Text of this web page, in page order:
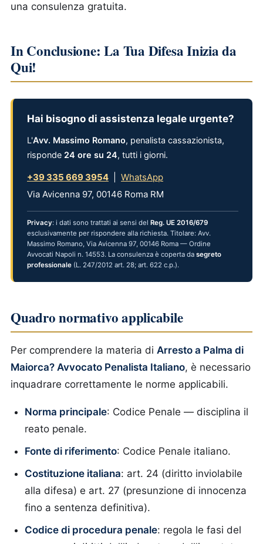
una consulenza gratuita.
In Conclusione: La Tua Difesa Inizia da
Qui!
Hai bisogno di assistenza legale urgente?
L'Avv. Massimo Romano, penalista cassazionista,
risponde 24 ore su 24, tutti i giorni.
+39 335 669 3954
WhatsApp
Via Avicenna 97, 00146 Roma RM
Privacy: i dati sono trattati ai sensi del Reg. UE 2016/679
esclusivamente per rispondere alla richiesta. Titolare: Avv.
Massimo Romano, Via Avicenna 97, 00146 Roma — Ordine
Avvocati Napoli n. 14553. La consulenza è coperta da segreto
professionale (L. 247/2012 art. 28; art. 622 c.p.).
Quadro normativo applicabile
Per comprendere la materia di Arresto a Palma di
Maiorca? Avvocato Penalista Italiano, è necessario
inquadrare correttamente le norme applicabili.
Norma principale: Codice Penale — disciplina il
reato penale.
Fonte di riferimento: Codice Penale italiano.
Costituzione italiana: art. 24 (diritto inviolabile
alla difesa) e art. 27 (presunzione di innocenza
fino a sentenza definitiva).
Codice di procedura penale: regola le fasi del